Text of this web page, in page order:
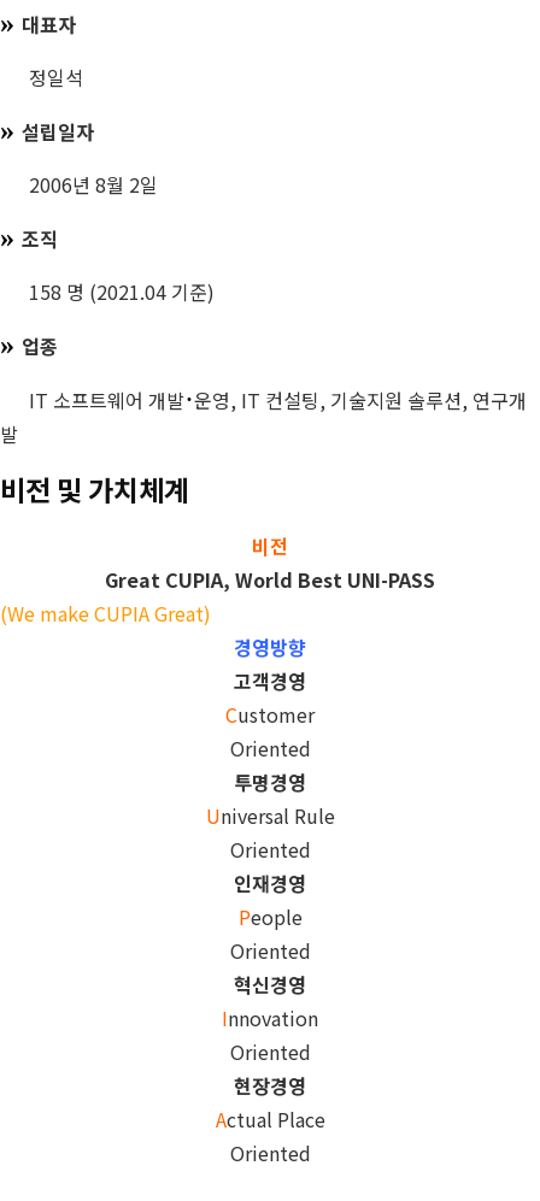
» 대표자
정일석
» 설립일자
2006년 8월 2일
» 조직
158 명 (2021.04 기준)
» 업종
IT 소프트웨어 개발·운영, IT 컨설팅, 기술지원 솔루션, 연구개
발
비전 및 가치체계
비전
Great CUPIA, World Best UNI-PASS
(We make CUPIA Great)
경영방향
고객경영
Customer
Oriented
투명경영
Universal Rule
Oriented
인재경영
People
Oriented
혁신경영
Innovation
Oriented
현장경영
Actual Place
Oriented